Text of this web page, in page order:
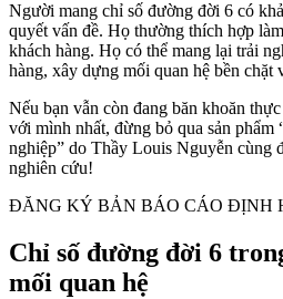
Người mang chỉ số đường đời 6 có
quyết vấn đề. Họ thường thích hợp
khách hàng. Họ có thể mang lại trải
hàng, xây dựng mối quan hệ bền chặt
Nếu bạn vẫn còn đang băn khoăn
với mình nhất, đừng bỏ qua sản phẩm
nghiệp” do Thầy Louis Nguyễn cùng
nghiên cứu!
ĐĂNG KÝ BẢN BÁO CÁO ĐỊNH
Chỉ số đường đời 6
mối quan hệ